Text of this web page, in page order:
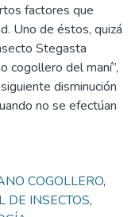
factores que
Uno de éstos, quizá
Stegasta
cogollero del maní”,
disminución
no se efectúan
COGOLLERO,
DE INSECTOS,